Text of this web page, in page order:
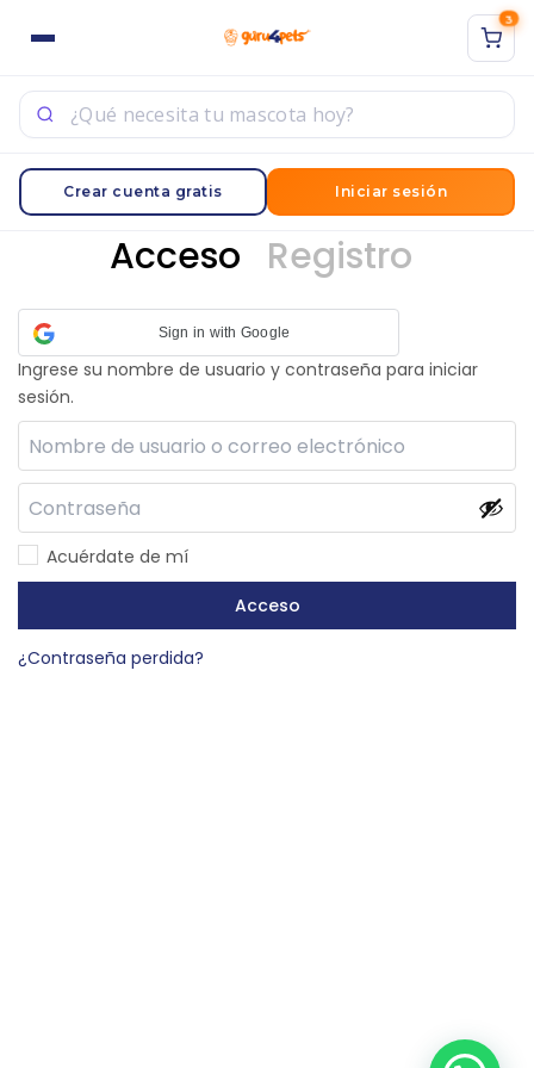
3
Crear cuenta gratis Iniciar sesión
Acceso Registro
Sign in with Google
Ingrese su nombre de usuario y contraseña para iniciar
sesión.
Acuérdate de mí
Acceso
¿Contraseña perdida?